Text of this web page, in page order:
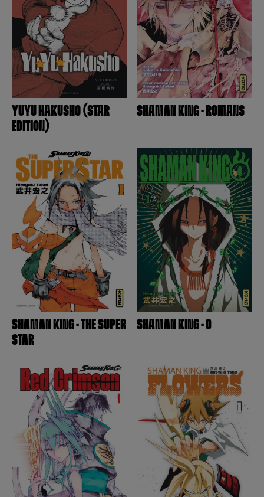
YUYU HAKUSHO (STAR
EDITION)
SHAMAN KING - ROMANS
SHAMAN KING - THE SUPER
STAR
SHAMAN KING - 0